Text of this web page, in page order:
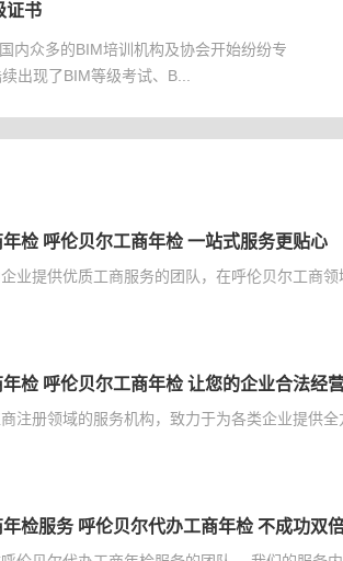
证书
内众多的BIM培训机构及协会开始纷纷专
出现了BIM等级考试、B...
检 呼伦贝尔工商年检 一站式服务更贴心
业提供优质工商服务的团队，在呼伦贝尔工商
检 呼伦贝尔工商年检 让您的企业合法经
注册领域的服务机构，致力于为各类企业提供
检服务 呼伦贝尔代办工商年检 不成功双